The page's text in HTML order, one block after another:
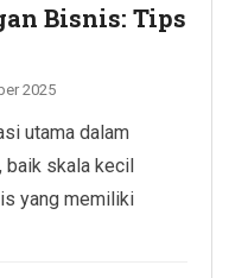
Bisnis: Tips
2025
utama dalam
baik skala kecil
yang memiliki